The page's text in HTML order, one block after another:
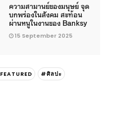
ความสามานย์ของมนุษย์ จุด
บกพร่องในสังคม สะท้อน
ผ่านหนูในงานของ Banksy
15 September 2025
#ศิลปะ